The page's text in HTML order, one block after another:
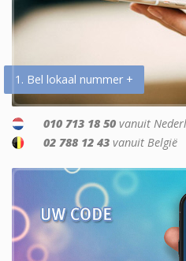
1. Bel lokaal nummer +
010 713 18 50 vanuit
02 788 12 43 vanuit België